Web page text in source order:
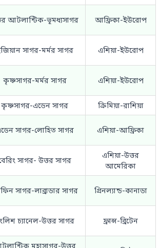
আটলান্টিক-ভূমধ্যসাগর আফ্রিকা-ইউরোপ
সাগর-মর্মর সাগর এশিয়া-ইউরোপ
কৃষ্ণসাগর-মর্মর সাগর এশিয়া-ইউরোপ
কৃষ্ণসাগর-এডেন সাগর ক্রিমিয়া-রাশিয়া
সাগর-লোহিত সাগর এশিয়া-আফ্রিকা
সাগর- উত্তর সাগর
এশিয়া-উত্তর
আমেরিকা
সাগর-লাব্রাডার সাগর গ্রিনল্যান্ড-কানাডা
চ্যানেল-উত্তর সাগর ফ্রান্স-ব্রিটেন
মহাসাগর-উত্তর